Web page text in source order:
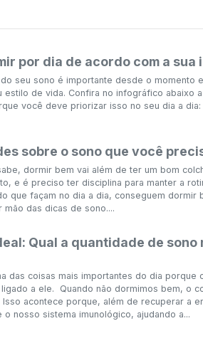
por dia de acordo com a sua
seu sono é importante desde o momento
estilo de vida. Confira no infográfico abaixo
você deve priorizar isso no seu dia a dia:
sobre o sono que você
dormir bem vai além de ter um bom
e é preciso ter disciplina para manter a
que façam no dia a dia, conseguem dormir
mão das dicas de sono....
Qual a quantidade de
das coisas mais importantes do dia
a ele. Quando não dormimos bem, o
Isso acontece porque, além de recuperar a
nosso sistema imunológico, ajudando a...